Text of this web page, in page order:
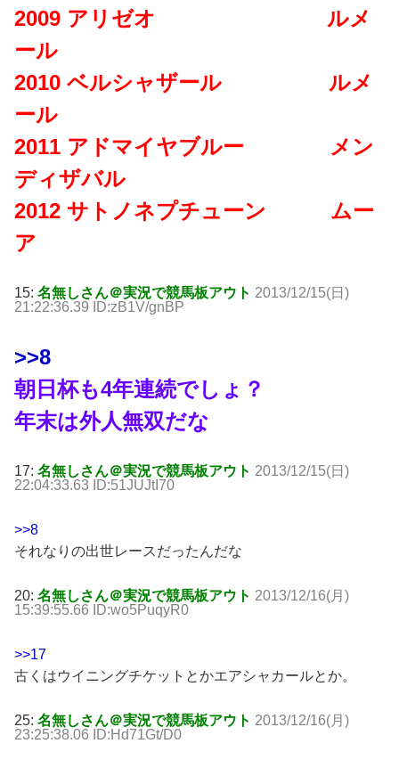
2009 アリゼオ ルメ
ール
2010 ベルシャザール ルメ
ール
2011 アドマイヤブルー メン
ディザバル
2012 サトノネプチューン ムー
ア
15: 名無しさん＠実況で競馬板アウト 2013/12/15(日)
21:22:36.39 ID:zB1V/gnBP
>>8
朝日杯も4年連続でしょ？
年末は外人無双だな
17: 名無しさん＠実況で競馬板アウト 2013/12/15(日)
22:04:33.63 ID:51JUJtI70
>>8
それなりの出世レースだったんだな
20: 名無しさん＠実況で競馬板アウト 2013/12/16(月)
15:39:55.66 ID:wo5PuqyR0
>>17
古くはウイニングチケットとかエアシャカールとか。
25: 名無しさん＠実況で競馬板アウト 2013/12/16(月)
23:25:38.06 ID:Hd71Gt/D0